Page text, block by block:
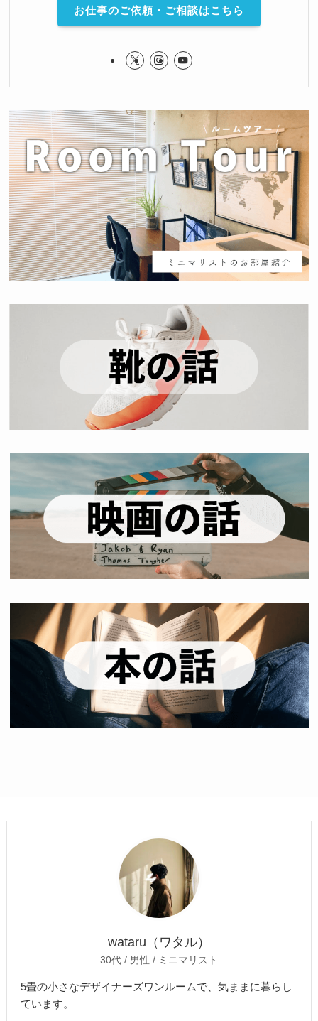
お仕事のご依頼・ご相談はこちら
wataru（ワタル）
30代 / 男性 / ミニマリスト
5畳の小さなデザイナーズワンルームで、気ままに暮らし
ています。